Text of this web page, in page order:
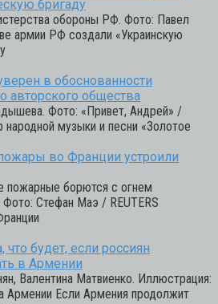
бригаду
обороны РФ. Фото: Павел
армии РФ создали «Украинскую
в обоснованности
авторского общества
Фото: «Привет, Андрей» /
народной музыки и песни «Золотое
во Франции устроили
пожарные борются с огнем
Стефан Маэ / REUTERS
что будет, если россиян
в Армении
Валентина Матвиенко. Иллюстрация:
Армении Если Армения продолжит